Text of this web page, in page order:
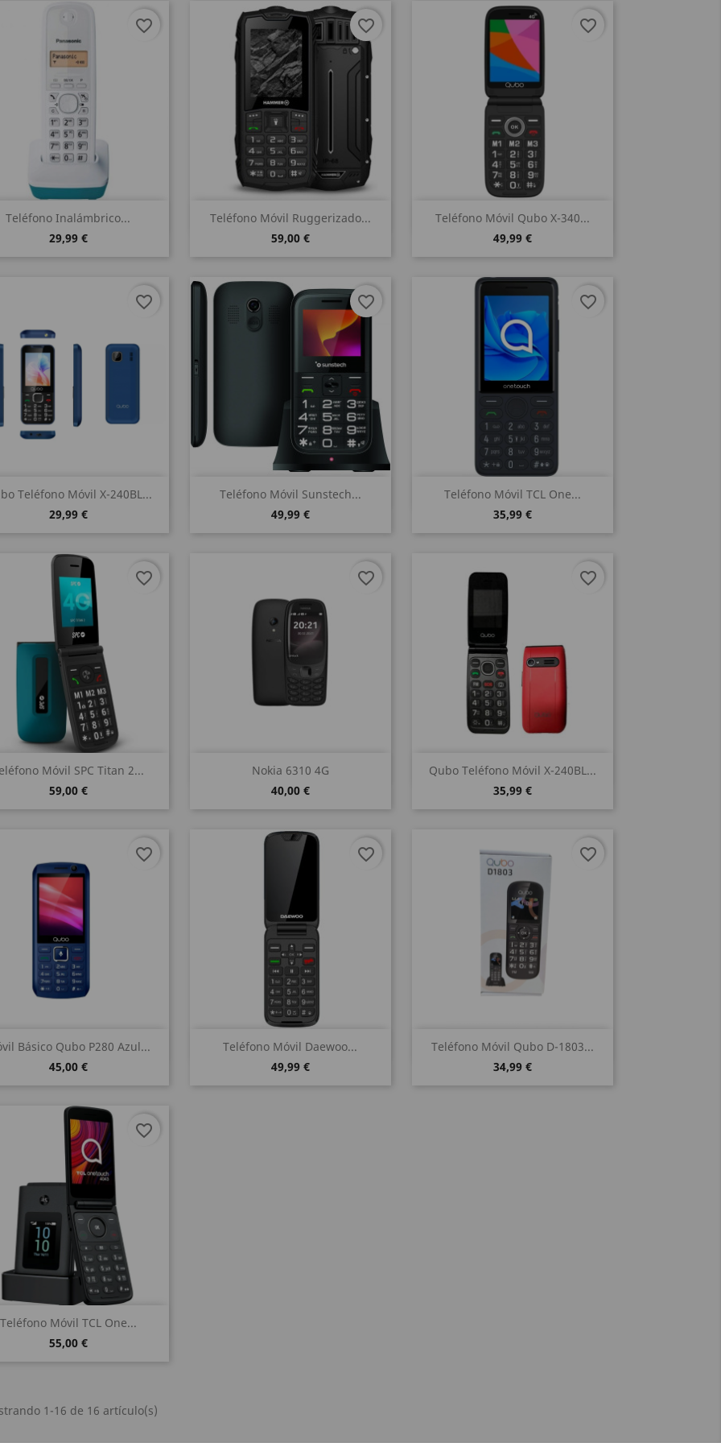
Teléfono Inalámbrico...
29,99 €
Vista rápida
favorite_border
Teléfono Móvil Ruggerizado...
59,00 €
Vista rápida
favorite_border
Teléfono Móvil Qubo X-340...
49,99 €
 Vista rápida
favorite_border
Teléfono Móvil X-240BL...
29,99 €
Vista rápida
favorite_border
Teléfono Móvil Sunstech...
49,99 €
Vista rápida
favorite_border
Teléfono Móvil TCL One...
35,99 €
Vista rápida
favorite_border
Móvil SPC Titan 2...
59,00 €
 Vista rápida
favorite_border
Nokia 6310 4G
40,00 €
Vista rápida
favorite_border
Qubo Teléfono Móvil X-240BL...
35,99 €
Vista rápida
favorite_border
Básico Qubo P280 Azul...
45,00 €
Vista rápida
favorite_border
Teléfono Móvil Daewoo...
49,99 €
Vista rápida
favorite_border
Teléfono Móvil Qubo D-1803...
34,99 €
Vista rápida
favorite_border
Teléfono Móvil TCL One...
55,00 €
Vista rápida
favorite_border
1-16 de 16 artículo(s)